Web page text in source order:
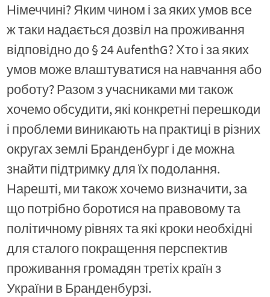
Німеччині? Яким чином і за яких умов все
ж таки надається дозвіл на проживання
відповідно до § 24 AufenthG? Хто і за яких
умов може влаштуватися на навчання або
роботу? Разом з учасниками ми також
хочемо обсудити, які конкретні перешкоди
і проблеми виникають на практиці в різних
округах землі Бранденбург і де можна
знайти підтримку для їх подолання.
Нарешті, ми також хочемо визначити, за
що потрібно боротися на правовому та
політичному рівнях та які кроки необхідні
для сталого покращення перспектив
проживання громадян третіх країн з
України в Бранденбурзі.